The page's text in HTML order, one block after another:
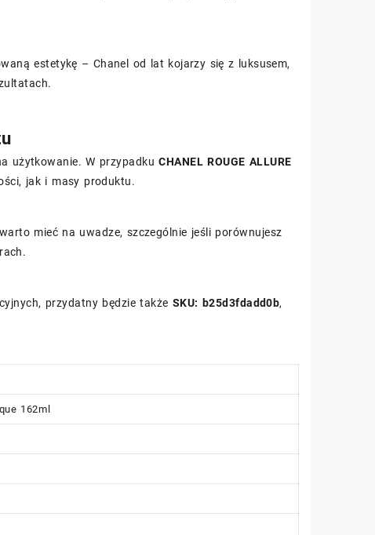
estetykę – Chanel od lat kojarzy się z luksusem,
użytkowanie. W przypadkuCHANEL ROUGE ALLURE
jak i masy produktu.
mieć na uwadze, szczególnie jeśli porównujesz
przydatny będzie także SKU: b25d3fdadd0b,
162ml